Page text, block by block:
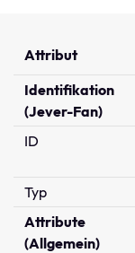
Attribut
Identifikation
(Jever-Fan)
ID
Typ
Attribute
(Allgemein)